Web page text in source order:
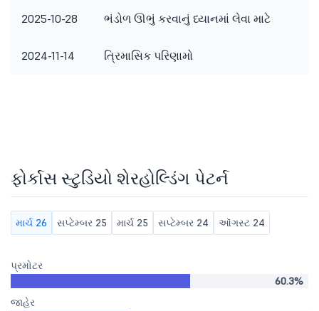
2025-10-28 ભંડોળ ઊભું કરવાનું ધ્યાનમાં લેવા માટે
2024-11-14 ત્રિમાસિક પરિણામો
ફોર્કાસ સ્ટુડિયો શેરહોલ્ડિંગ પેટર્ન
માર્ચ 26 સપ્ટેમ્બર 25 માર્ચ 25 સપ્ટેમ્બર 24 ઑગસ્ટ 24
પ્રમોટર
60.3%
જાહેર